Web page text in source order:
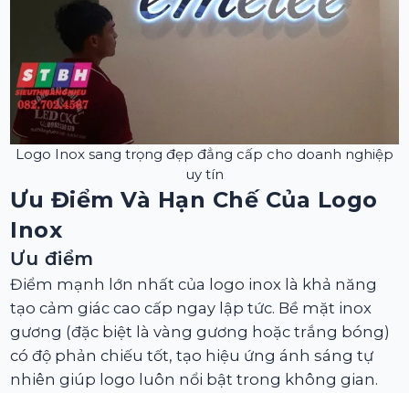
Logo Inox sang trọng đẹp đẳng cấp cho doanh nghiệp
uy tín
Ưu Điểm Và Hạn Chế Của Logo
Inox
Ưu điểm
Điểm mạnh lớn nhất của logo inox là khả năng
tạo cảm giác cao cấp ngay lập tức. Bề mặt inox
gương (đặc biệt là vàng gương hoặc trắng bóng)
có độ phản chiếu tốt, tạo hiệu ứng ánh sáng tự
nhiên giúp logo luôn nổi bật trong không gian.